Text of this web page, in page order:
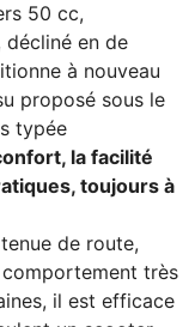
50 cc,
en de
à nouveau
proposé sous le
typée
la facilité
toujours à
de route,
très
il est efficace